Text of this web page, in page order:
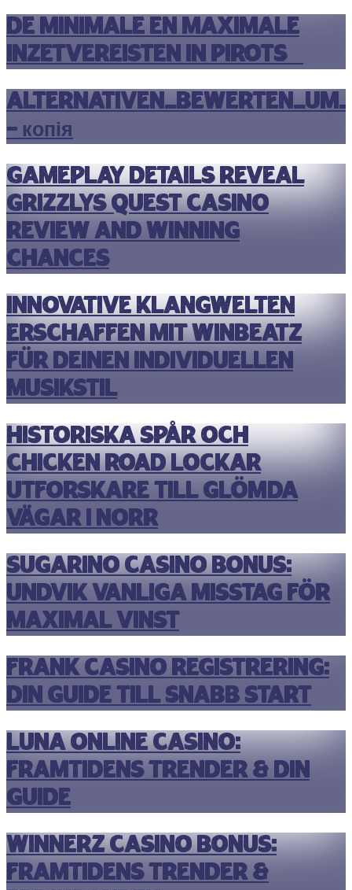
De Minimale en Maximale
Inzetvereisten in Pirots 5
– копія
Gameplay details reveal
grizzlys quest casino
review and winning
chances
Innovative Klangwelten
erschaffen mit winbeatz
für deinen individuellen
Musikstil
Historiska spår och
chicken road lockar
utforskare till glömda
vägar i norr
Sugarino Casino Bonus:
Undvik Vanliga Misstag För
Maximal Vinst
Frank Casino Registrering:
Din Guide till Snabb Start
Luna Online Casino:
Framtidens Trender & Din
Guide
Winnerz Casino Bonus:
Framtidens Trender &